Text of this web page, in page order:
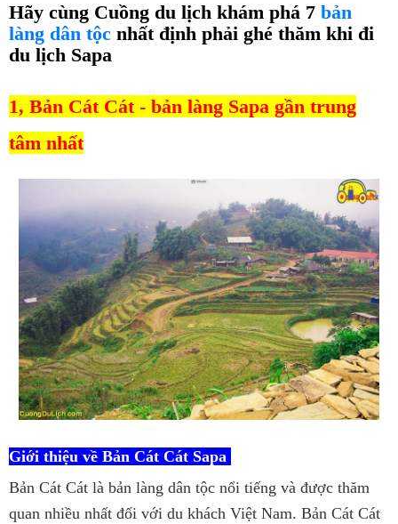
Hãy cùng Cuồng du lịch khám phá 7 bản
làng dân tộc nhất định phải ghé thăm khi đi
du lịch Sapa
1, Bản Cát Cát - bản làng Sapa gần trung
tâm nhất
Giới thiệu về Bản Cát Cát Sapa
Bản Cát Cát là bản làng dân tộc nổi tiếng và được thăm
quan nhiều nhất đối với du khách Việt Nam. Bản Cát Cát